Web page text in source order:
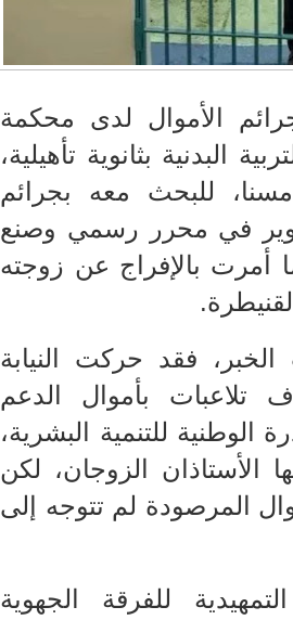
الأموال لدى محكمة
البدنية بثانوية تأهيلية،
للبحث معه بجرائم
في محرر رسمي وصنع
أمرت بالإفراج عن زوجته
فقد حركت النيابة
تلاعبات بأموال الدعم
الوطنية للتنمية البشرية،
الزوجان، لكن
المرصودة لم تتوجه إلى
للفرقة الجهوية